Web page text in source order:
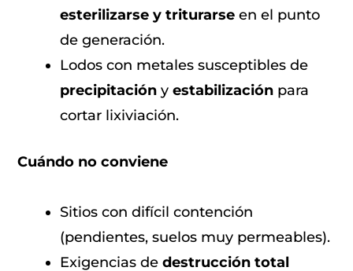
esterilizarse y triturarse en el punto
de generación.
Lodos con metales susceptibles de
precipitación yestabilización para
cortar lixiviación.
Cuándo no conviene
Sitios con difícil contención
(pendientes, suelos muy permeables).
Exigencias dedestrucción total